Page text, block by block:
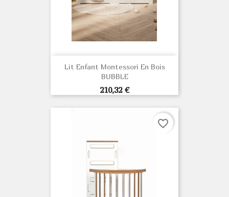
Lit Enfant Montessori En Bois
BUBBLE
Prix
210,32 €
favorite_border